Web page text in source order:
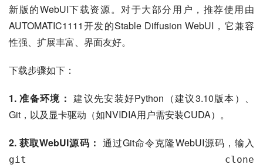
新版的WebUI下载资源。对于大部分用户，推荐使用由
AUTOMATIC1111开发的Stable Diffusion WebUI，它兼容
性强、扩展丰富、界面友好。
下载步骤如下：
1. 准备环境： 建议先安装好Python（建议3.10版本）、
Git，以及显卡驱动（如NVIDIA用户需安装CUDA）。
2. 获取WebUI源码： 通过Git命令克隆WebUI源码，输入
git clone